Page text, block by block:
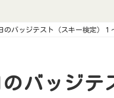
のバッジテスト（スキー検定）１
バッジテ